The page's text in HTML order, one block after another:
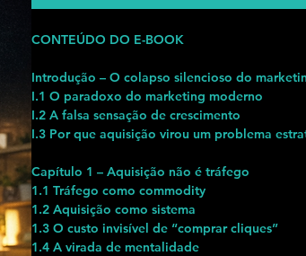
CONTEÚDO DO E-BOOK
Introdução – O colapso silencioso do
I.1 O paradoxo do marketing moderno
I.2 A falsa sensação de crescimento
I.3 Por que aquisição virou um problema
Capítulo 1 – Aquisição não é tráfego
1.1 Tráfego como commodity
1.2 Aquisição como sistema
1.3 O custo invisível de “comprar cliques”
1.4 A virada de mentalidade